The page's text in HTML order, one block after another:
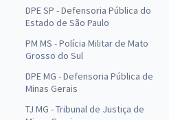
DPE SP - Defensoria Pública do
Estado de São Paulo
PM MS - Polícia Militar de Mato
Grosso do Sul
DPE MG - Defensoria Pública de
Minas Gerais
TJ MG - Tribunal de Justiça de